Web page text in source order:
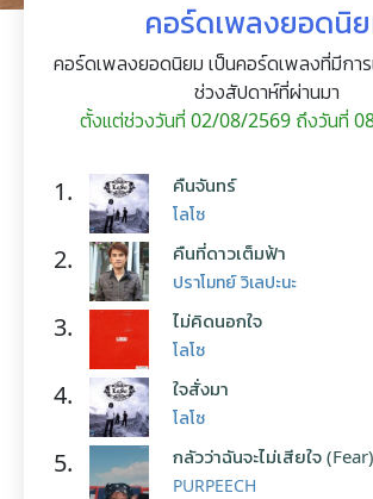
คอร์ดเพลงยอดนิ
คอร์ดเพลงยอดนิยม เป็นคอร์ดเพลงที่มีกา
ช่วงสัปดาห์ที่ผ่านมา
ตั้งแต่ช่วงวันที่ 02/08/2569 ถึงวันที่
1. คืนจันทร์
โลโซ
2. คืนที่ดาวเต็มฟ้า
ปราโมทย์ วิเลปะนะ
3. ไม่คิดนอกใจ
โลโซ
4. ใจสั่งมา
โลโซ
5. กลัวว่าฉันจะไม่เสียใจ (Fear)
PURPEECH